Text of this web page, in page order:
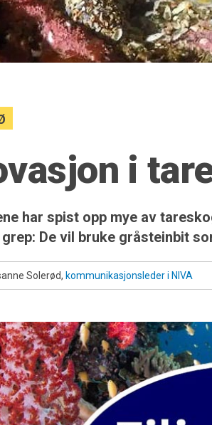
i
har spist opp mye av
De vil bruke gråsteinbit
Solerød, kommunikasjonsleder i NIVA